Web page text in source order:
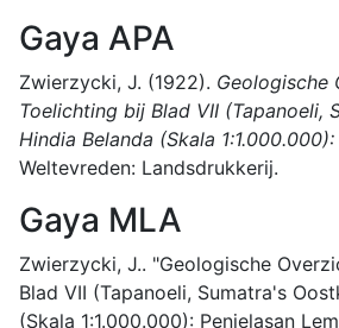
Gaya APA
Zwierzycki, J. (1922). Geologische
Toelichting bij Blad VII (Tapanoeli,
Hindia Belanda (Skala
Weltevreden: Landsdrukkerij.
Gaya MLA
Zwierzycki, J.. "Geologische
Blad VII (Tapanoeli, Sumatra's
(Skala 1:1.000.000): Penjelasan